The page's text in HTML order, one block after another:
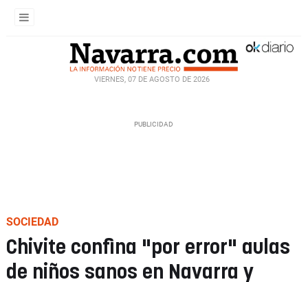
VIERNES, 07 DE AGOSTO DE 2026
SOCIEDAD
Chivite confina "por error" aulas
de niños sanos en Navarra y